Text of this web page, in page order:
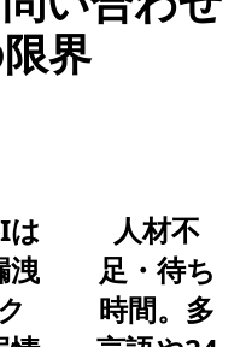
界
は
洩
人材不
足・待ち
時間。多